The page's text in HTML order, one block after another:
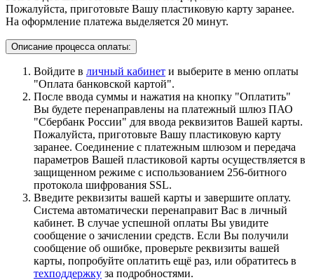
Пожалуйста, приготовьте Вашу пластиковую карту заранее.
На оформление платежа выделяется 20 минут.
Описание процесса оплаты:
Войдите в личный кабинет и выберите в меню оплаты
"Оплата банковской картой".
После ввода суммы и нажатия на кнопку "Оплатить"
Вы будете перенаправлены на платежный шлюз ПАО
"Сбербанк России" для ввода реквизитов Вашей карты.
Пожалуйста, приготовьте Вашу пластиковую карту
заранее. Соединение с платежным шлюзом и передача
параметров Вашей пластиковой карты осуществляется в
защищенном режиме с использованием 256-битного
протокола шифрования SSL.
Введите реквизиты вашей карты и завершите оплату.
Система автоматически перенаправит Вас в личный
кабинет. В случае успешной оплаты Вы увидите
сообщение о зачислении средств. Если Вы получили
сообщение об ошибке, проверьте реквизиты вашей
карты, попробуйте оплатить ещё раз, или обратитесь в
техподдержку за подробностями.